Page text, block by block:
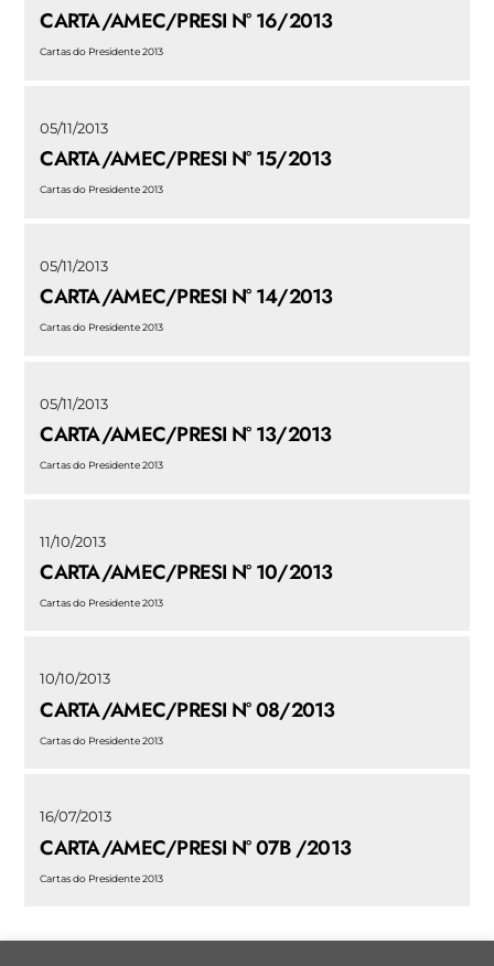
CARTA/AMEC/PRESI N° 16/2013
Cartas do Presidente 2013
05/11/2013
CARTA/AMEC/PRESI N° 15/2013
Cartas do Presidente 2013
05/11/2013
CARTA/AMEC/PRESI N° 14/2013
Cartas do Presidente 2013
05/11/2013
CARTA/AMEC/PRESI N° 13/2013
Cartas do Presidente 2013
11/10/2013
CARTA/AMEC/PRESI N° 10/2013
Cartas do Presidente 2013
10/10/2013
CARTA/AMEC/PRESI N° 08/2013
Cartas do Presidente 2013
16/07/2013
CARTA/AMEC/PRESI N° 07B /2013
Cartas do Presidente 2013